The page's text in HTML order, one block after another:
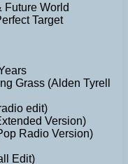
Future World
Target
Grass (Alden Tyrell
edit)
Version)
Radio Version)
Edit)